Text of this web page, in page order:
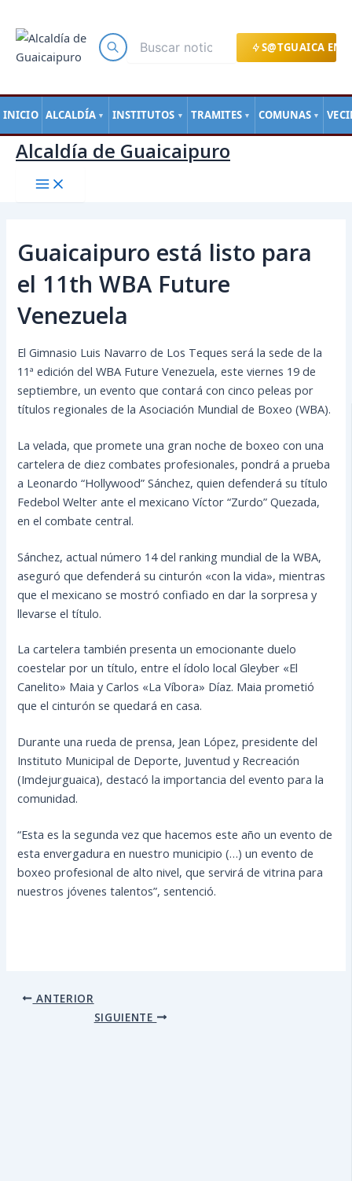
S@TGUAICA EN
INICIO ALCALDÍA ▼ INSTITUTOS ▼ TRAMITES ▼ COMUNAS ▼
contenido
Alcaldía de Guaicaipuro
Guaicaipuro está listo para
el 11th WBA Future
Venezuela
El Gimnasio Luis Navarro de Los Teques será la sede de la
11ª edición del WBA Future Venezuela, este viernes 19 de
septiembre, un evento que contará con cinco peleas por
títulos regionales de la Asociación Mundial de Boxeo (WBA).
La velada, que promete una gran noche de boxeo con una
cartelera de diez combates profesionales, pondrá a prueba
a Leonardo “Hollywood” Sánchez, quien defenderá su título
Fedebol Welter ante el mexicano Víctor “Zurdo” Quezada,
en el combate central.
Sánchez, actual número 14 del ranking mundial de la WBA,
aseguró que defenderá su cinturón «con la vida», mientras
que el mexicano se mostró confiado en dar la sorpresa y
llevarse el título.
La cartelera también presenta un emocionante duelo
coestelar por un título, entre el ídolo local Gleyber «El
Canelito» Maia y Carlos «La Víbora» Díaz. Maia prometió
que el cinturón se quedará en casa.
Durante una rueda de prensa, Jean López, presidente del
Instituto Municipal de Deporte, Juventud y Recreación
(Imdejurguaica), destacó la importancia del evento para la
comunidad.
“Esta es la segunda vez que hacemos este año un evento de
esta envergadura en nuestro municipio (…) un evento de
boxeo profesional de alto nivel, que servirá de vitrina para
nuestros jóvenes talentos”, sentenció.
de
entradas
ANTERIOR
SIGUIENTE